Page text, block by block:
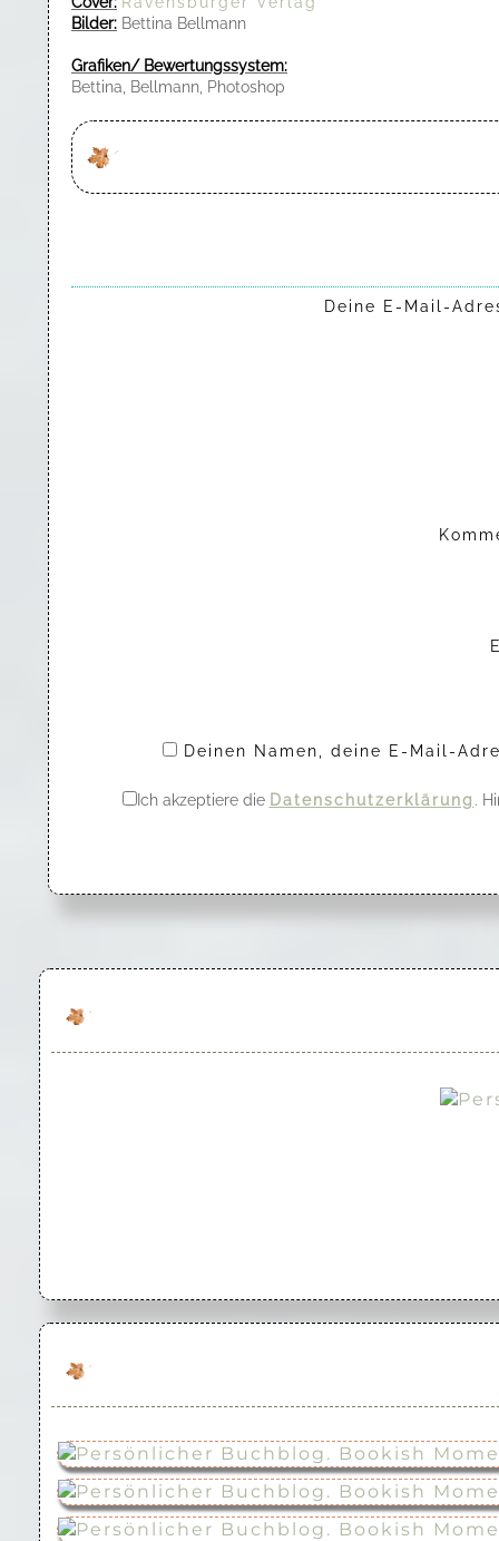
Bilder: Bettina Bellmann
Grafiken/ Bewertungssystem:
Bettina, Bellmann, Photoshop
Deine E-Mail-
Deinen Namen, deine E-Mail-
Ich akzeptiere die Datenschutzerklärung .